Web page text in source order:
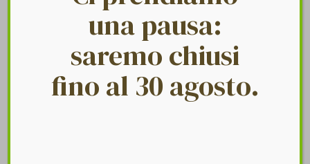
Category:Black brand
una pausa:
saremo chiusi
fino al 30 agosto.